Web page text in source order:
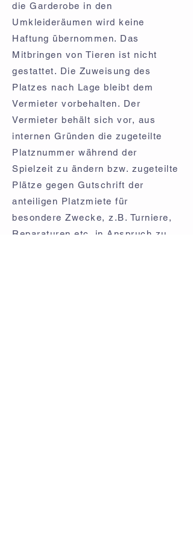
die Garderobe in den
Umkleideräumen wird keine
Haftung übernommen. Das
Mitbringen von Tieren ist nicht
gestattet. Die Zuweisung des
Platzes nach Lage bleibt dem
Vermieter vorbehalten. Der
Vermieter behält sich vor, aus
internen Gründen die zugeteilte
Platznummer während der
Spielzeit zu ändern bzw. zugeteilte
Plätze gegen Gutschrift der
anteiligen Platzmiete für
besondere Zwecke, z.B. Turniere,
Reparaturen etc. in Anspruch zu